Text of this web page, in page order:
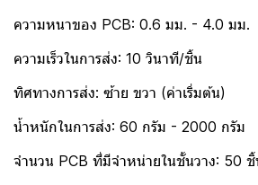
ความหนาของ PCB: 0.6 มม. - 4.0 มม.
ความเร็วในการส่ง: 10 วินาที/ชิ้น
ทิศทางการส่ง: ซ้าย ขวา (ค่าเริ่มต้น)
น้ำหนักในการส่ง: 60 กรัม - 2000 กรัม
จำนวน PCB ที่มีจำหน่ายในชั้นวาง: 50